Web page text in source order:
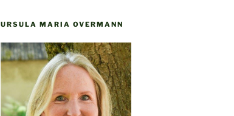
URSULA MARIA OVERMANN